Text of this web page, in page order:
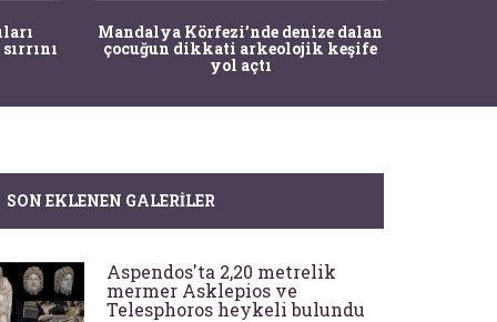
Mandalya Körfezi’nde denize dalan
çocuğun dikkati arkeolojik keşife
yol açtı
SON EKLENEN GALERILER
Aspendos'ta 2,20 metrelik
mermer Asklepios ve
Telesphoros heykeli bulundu